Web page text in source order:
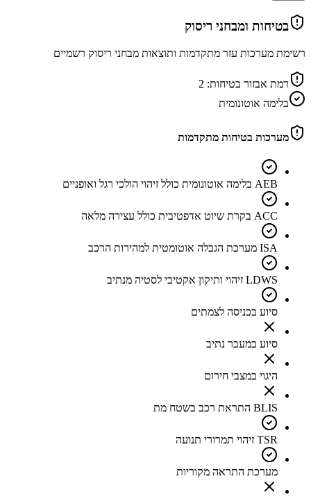
בטיחות ומבחני ריסוק
רשימת מערכות עזר מתקדמות ותוצאות מבחני ריסוק רשמיים
רמת אבזור בטיחות: 2
בלימה אוטונומית
מערכות בטיחות מתקדמות
AEB בלימה אוטונומית כולל זיהוי הולכי רגל ואופניים
ACC בקרת שיוט אדפטיבית כולל עצירה מלאה
ISA מערכת הגבלה אוטומטית למהירות הרכב
LDWS זיהוי ותיקון אקטיבי לסטיה מנתיב
סיוע בכניסה לצמתים
סיוע במעבר נתיב
היגוי במצבי חירום
BLIS התראת רכב בשטח מת
TSR זיהוי תמרורי תנועה
מערכת התראה מקוריות